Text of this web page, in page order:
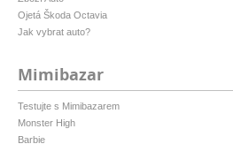
Ojetá Škoda Octavia
Jak vybrat auto?
Mimibazar
Testujte s Mimibazarem
Monster High
Barbie